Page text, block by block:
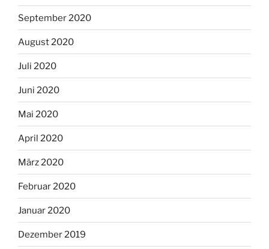
September 2020
August 2020
Juli 2020
Juni 2020
Mai 2020
April 2020
März 2020
Februar 2020
Januar 2020
Dezember 2019